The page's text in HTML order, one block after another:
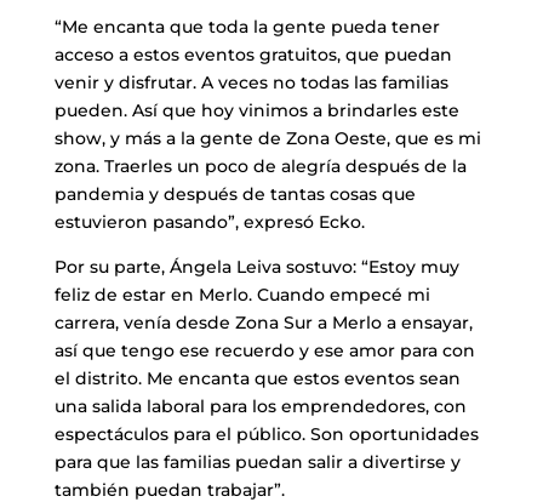
“Me encanta que toda la gente pueda tener
acceso a estos eventos gratuitos, que puedan
venir y disfrutar. A veces no todas las familias
pueden. Así que hoy vinimos a brindarles este
show, y más a la gente de Zona Oeste, que es mi
zona. Traerles un poco de alegría después de la
pandemia y después de tantas cosas que
estuvieron pasando”, expresó Ecko.
Por su parte, Ángela Leiva sostuvo: “Estoy muy
feliz de estar en Merlo. Cuando empecé mi
carrera, venía desde Zona Sur a Merlo a ensayar,
así que tengo ese recuerdo y ese amor para con
el distrito. Me encanta que estos eventos sean
una salida laboral para los emprendedores, con
espectáculos para el público. Son oportunidades
para que las familias puedan salir a divertirse y
también puedan trabajar”.